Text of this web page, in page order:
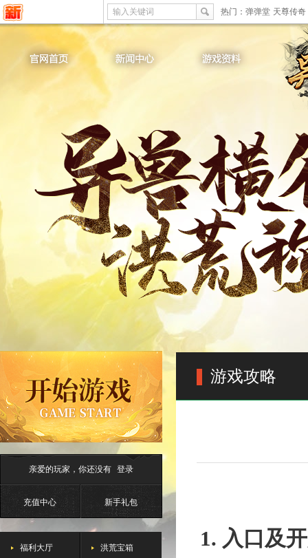
输入关键词 热门： 弹弹堂 天尊传奇
亲爱的玩家，你还没有 登录
充值中心 新手礼包
福利大厅 洪荒宝箱
游戏攻略
1. 入口及